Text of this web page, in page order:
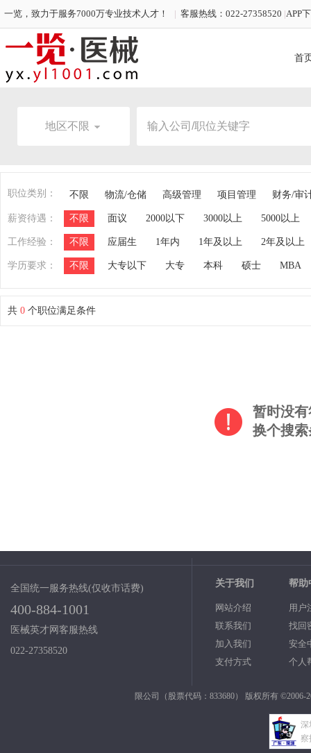
一览，致力于服务7000万专业技术人才！ | 客服热线：022-27358520 |APP
首
地区不限
职位类别： 不限 物流/仓储 高级管理 项目管理 财务/审
薪资待遇： 不限 面议 2000以下 3000以上 5000以上
工作经验： 不限 应届生 1年内 1年及以上 2年及以上
学历要求： 不限 大专以下 大专 本科 硕士 MBA
共 0 个职位满足条件
暂时没
换个搜
全国统一服务热线(仅收市话费)
400-884-1001
医械英才网客服热线
022-27358520
关于我们
网站介绍
联系我们
加入我们
支付方式
帮助
用户
找回
安全
个人
限公司（股票代码：833680） 版权所有 ©2006-
深
察